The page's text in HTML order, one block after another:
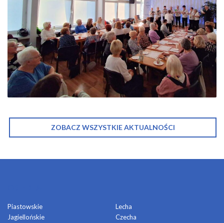
ZOBACZ WSZYSTKIE AKTUALNOŚCI
Piastowskie
Jagiellońskie
Lecha
Czecha